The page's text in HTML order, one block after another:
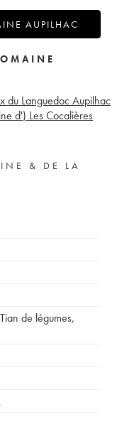
AUPILHAC
du Languedoc Aupilhac
d') Les Cocalières
& DE LA
Tian de légumes,